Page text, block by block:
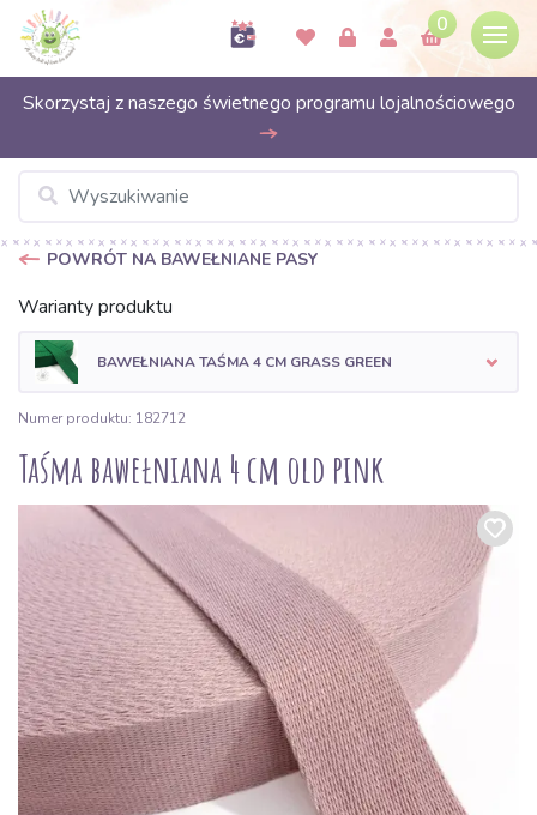
0
Skorzystaj z naszego świetnego programu lojalnościowego
POWRÓT NA BAWEŁNIANE PASY
Warianty produktu
BAWEŁNIANA TAŚMA 4 CM GRASS GREEN
Numer produktu: 182712
Taśma bawełniana 4 cm old pink